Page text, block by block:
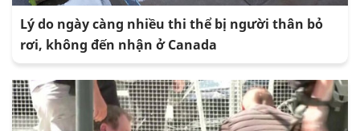
Lý do ngày càng nhiều thi thể bị người thân bỏ
rơi, không đến nhận ở Canada